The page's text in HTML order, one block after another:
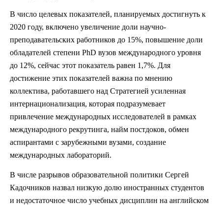
В число целевых показателей, планируемых достигнуть к
2020 году, включено увеличение доли научно-
преподавательских работников до 15%, повышение доли
обладателей степени PhD вузов международного уровня
до 12%, сейчас этот показатель равен 1,7%. Для
достижение этих показателей важна по мнению
коллектива, работавшего над Стратегией усиленная
интернационализация, которая подразумевает
привлечение международных исследователей в рамках
международного рекрутинга, найм постдоков, обмен
аспирантами с зарубежными вузами, создание
международных лабораторий.
В числе разрывов образовательной политики Сергей
Кадочников назвал низкую долю иностранных студентов
и недостаточное число учебных дисциплин на английском